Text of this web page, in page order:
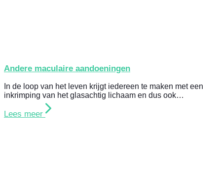
Andere maculaire aandoeningen
In de loop van het leven krijgt iedereen te maken met een
inkrimping van het glasachtig lichaam en dus ook…
Lees meer